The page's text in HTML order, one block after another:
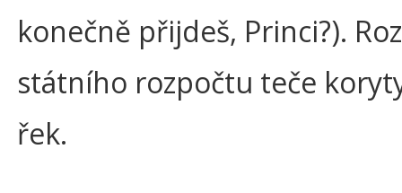
konečně přijdeš, Princi?).
státního rozpočtu teče
řek.